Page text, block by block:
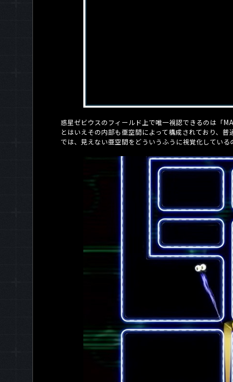
惑星ゼビウスのフィールド上で唯一視認できるのは「
とはいえその内部も亜空間によって構成されており、普
では、見えない亜空間をどういうふうに視覚化している